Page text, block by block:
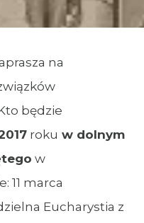
na
będzie
roku w dolnym
w
11 marca
Eucharystia z